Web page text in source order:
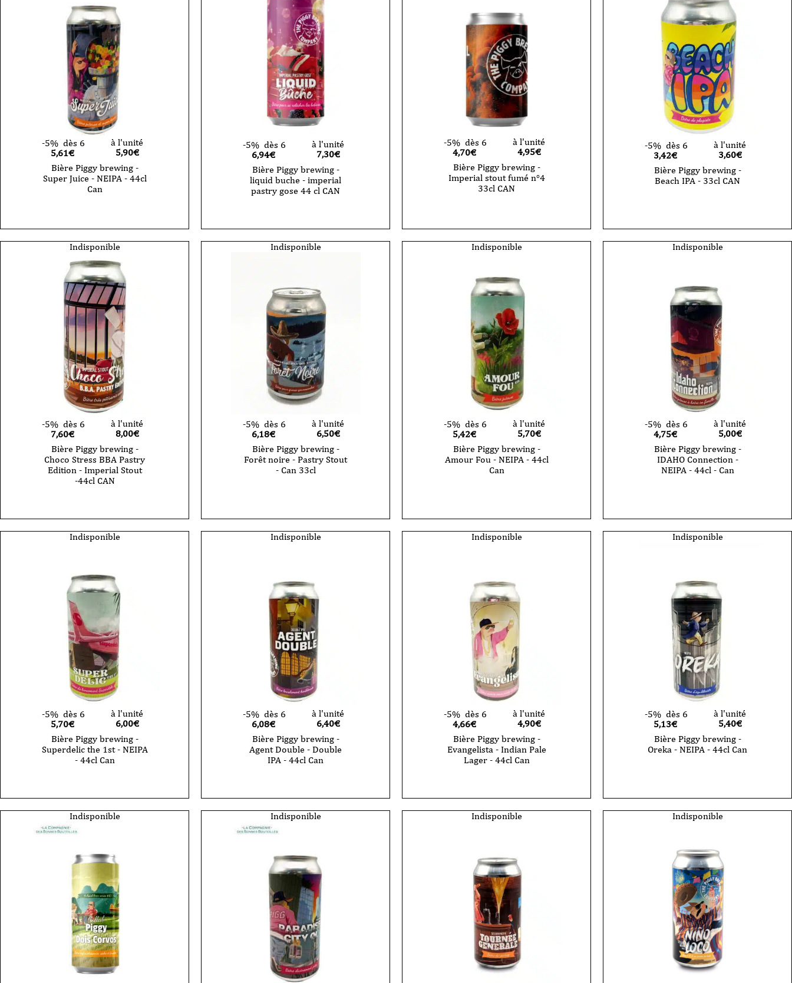
-5% dès 6
5,61€
à l'unité
5,90€
Bière Piggy brewing -
Super Juice - NEIPA - 44cl
Can
-5% dès 6
6,94€
à l'unité
7,30€
Bière Piggy brewing -
liquid buche - imperial
pastry gose 44 cl CAN
-5% dès 6
4,70€
à l'unité
4,95€
Bière Piggy brewing -
Imperial stout fumé n°4
33cl CAN
-5% dès 6
3,42€
à l'unité
3,60€
Bière Piggy brewing -
Beach IPA - 33cl CAN
Indisponible
-5% dès 6
7,60€
à l'unité
8,00€
Bière Piggy brewing -
Choco Stress BBA Pastry
Edition - Imperial Stout
-44cl CAN
Indisponible
-5% dès 6
6,18€
à l'unité
6,50€
Bière Piggy brewing -
Forêt noire - Pastry Stout
- Can 33cl
Indisponible
-5% dès 6
5,42€
à l'unité
5,70€
Bière Piggy brewing -
Amour Fou - NEIPA - 44cl
Can
Indisponible
-5% dès 6
4,75€
à l'unité
5,00€
Bière Piggy brewing -
IDAHO Connection -
NEIPA - 44cl - Can
Indisponible
-5% dès 6
5,70€
à l'unité
6,00€
Bière Piggy brewing -
Superdelic the 1st - NEIPA
- 44cl Can
Indisponible
-5% dès 6
6,08€
à l'unité
6,40€
Bière Piggy brewing -
Agent Double - Double
IPA - 44cl Can
Indisponible
-5% dès 6
4,66€
à l'unité
4,90€
Bière Piggy brewing -
Evangelista - Indian Pale
Lager - 44cl Can
Indisponible
-5% dès 6
5,13€
à l'unité
5,40€
Bière Piggy brewing -
Oreka - NEIPA - 44cl Can
Indisponible Indisponible Indisponible Indisponible